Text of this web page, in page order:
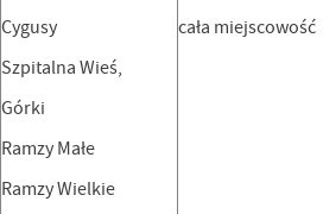
Cygusy
Szpitalna Wieś,
Górki
Ramzy Małe
Ramzy Wielkie
cała miejscowość